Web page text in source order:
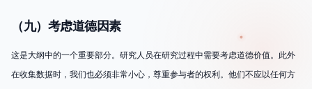
（九）考虑道德因素
这是大纲中的一个重要部分。研究人员在研究过程中需要考虑道德价值。此外
在收集数据时，我们也必须非常小心，尊重参与者的权利。他们不应以任何方